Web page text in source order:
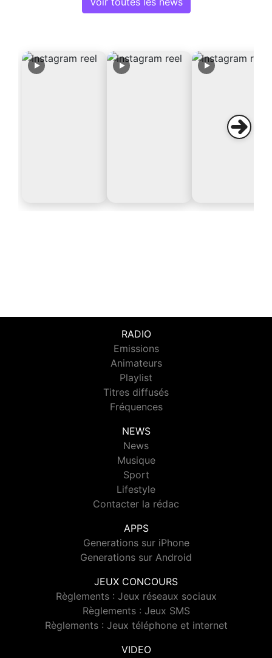
RADIO
Emissions
Animateurs
Playlist
Titres diffusés
Fréquences
NEWS
News
Musique
Sport
Lifestyle
Contacter la rédac
APPS
Generations sur iPhone
Generations sur Android
JEUX CONCOURS
Règlements : Jeux réseaux sociaux
Règlements : Jeux SMS
Règlements : Jeux téléphone et internet
VIDEO